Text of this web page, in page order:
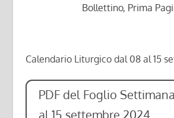
Bollettino, Prima
Calendario Liturgico dal 08 al 15
PDF del Foglio
al 15 settembre 2024